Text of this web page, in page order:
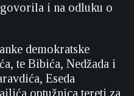
i na odluku o
demokratske
te Bibića, Nedžada i
Eseda
optužnica tereti za